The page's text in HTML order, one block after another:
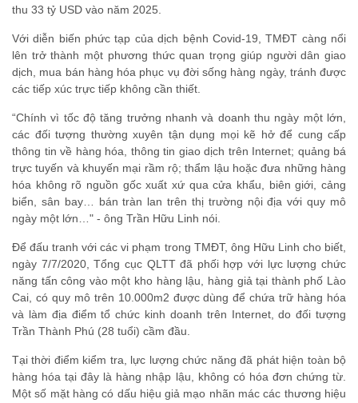
thu 33 tỷ USD vào năm 2025.
Với diễn biến phức tạp của dịch bệnh Covid-19, TMĐT càng nổi
lên trở thành một phương thức quan trọng giúp người dân giao
dịch, mua bán hàng hóa phục vụ đời sống hàng ngày, tránh được
các tiếp xúc trực tiếp không cần thiết.
“Chính vì tốc độ tăng trưởng nhanh và doanh thu ngày một lớn,
các đối tượng thường xuyên tận dụng mọi kẽ hở để cung cấp
thông tin về hàng hóa, thông tin giao dịch trên Internet; quảng bá
trực tuyến và khuyến mại rầm rộ; thẩm lậu hoặc đưa những hàng
hóa không rõ nguồn gốc xuất xứ qua cửa khẩu, biên giới, cảng
biển, sân bay… bán tràn lan trên thị trường nội địa với quy mô
ngày một lớn…" - ông Trần Hữu Linh nói.
Để đấu tranh với các vi phạm trong TMĐT, ông Hữu Linh cho biết,
ngày 7/7/2020, Tổng cục QLTT đã phối hợp với lực lượng chức
năng tấn công vào một kho hàng lậu, hàng giả tại thành phố Lào
Cai, có quy mô trên 10.000m2 được dùng để chứa trữ hàng hóa
và làm địa điểm tổ chức kinh doanh trên Internet, do đối tượng
Trần Thành Phú (28 tuổi) cầm đầu.
Tại thời điểm kiểm tra, lực lượng chức năng đã phát hiện toàn bộ
hàng hóa tại đây là hàng nhập lậu, không có hóa đơn chứng từ.
Một số mặt hàng có dấu hiệu giả mạo nhãn mác các thương hiệu